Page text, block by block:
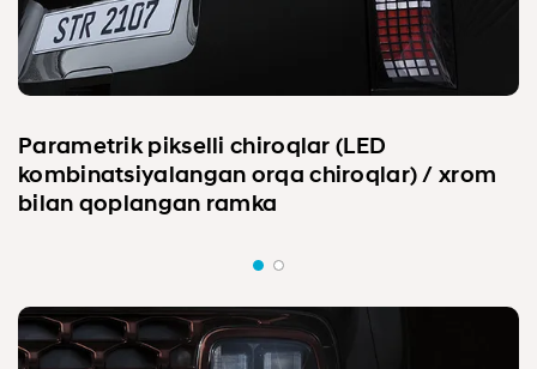
Parametrik pikselli chiroqlar (LED
kombinatsiyalangan orqa chiroqlar) / xrom
bilan qoplangan ramka